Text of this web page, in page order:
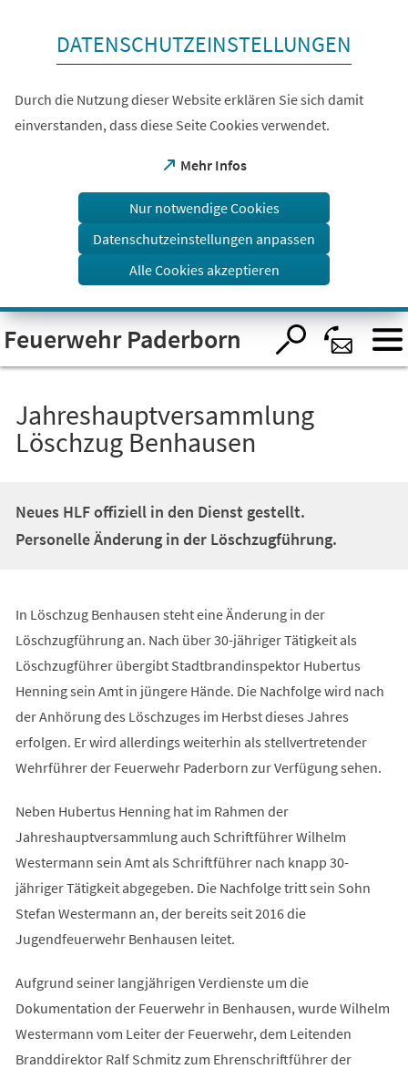
Visuelle
Assistenzsoftware
öffnen.
DATENSCHUTZEINSTELLUNGEN
Durch die Nutzung dieser Website erklären Sie sich damit
einverstanden, dass diese Seite Cookies verwendet.
Mehr Infos
(Öffnet
einem
Tab)
Nur notwendige Cookies
Datenschutzeinstellungen anpassen
Alle Cookies akzeptieren
Feuerwehr Paderborn
Jahreshauptversammlung
Löschzug Benhausen
Neues HLF offiziell in den Dienst gestellt.
Personelle Änderung in der Löschzugführung.
In Löschzug Benhausen steht eine Änderung in der
Löschzugführung an. Nach über 30-jähriger Tätigkeit als
Löschzugführer übergibt Stadtbrandinspektor Hubertus
Henning sein Amt in jüngere Hände. Die Nachfolge wird nach
der Anhörung des Löschzuges im Herbst dieses Jahres
erfolgen. Er wird allerdings weiterhin als stellvertretender
Wehrführer der Feuerwehr Paderborn zur Verfügung sehen.
Neben Hubertus Henning hat im Rahmen der
Jahreshauptversammlung auch Schriftführer Wilhelm
Westermann sein Amt als Schriftführer nach knapp 30-
jähriger Tätigkeit abgegeben. Die Nachfolge tritt sein Sohn
Stefan Westermann an, der bereits seit 2016 die
Jugendfeuerwehr Benhausen leitet.
Aufgrund seiner langjährigen Verdienste um die
Dokumentation der Feuerwehr in Benhausen, wurde Wilhelm
Westermann vom Leiter der Feuerwehr, dem Leitenden
Branddirektor Ralf Schmitz zum Ehrenschriftführer der